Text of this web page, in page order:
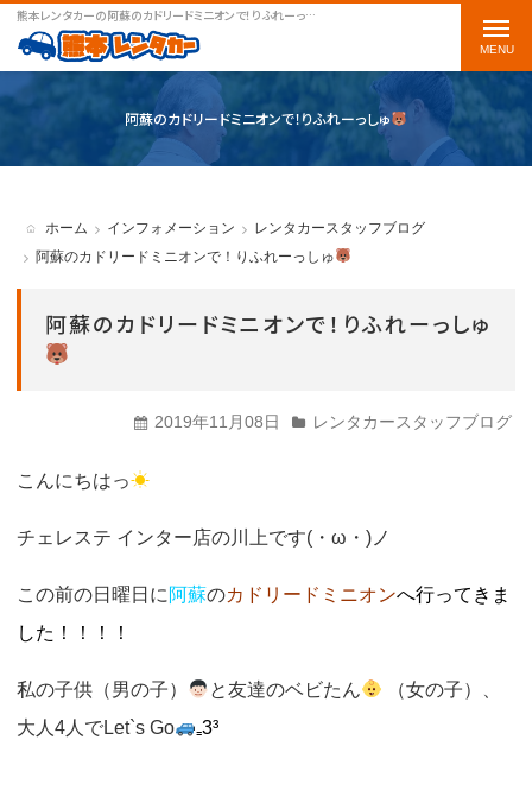
熊本レンタカーの阿蘇のカドリードミニオンで！りふれーっしゅ
阿蘇のカドリードミニオンで！りふれーっしゅ
ホーム インフォメーション
レンタカースタッフブログ
阿蘇のカドリードミニオンで！りふれーっしゅ
阿蘇のカドリードミニオンで！りふれーっしゅ
2019年11月08日 レンタカースタッフブログ
こんにちはっ☀
チェレステ インター店の川上です(・ω・)ノ
この前の日曜日に 阿蘇のカドリードミニオンへ行ってきま
した！！！！
私の子供（男の子） と友達のベビたん
（女の子）、
大人4人でLet`s Go
₌3³
t
o
g
l
n